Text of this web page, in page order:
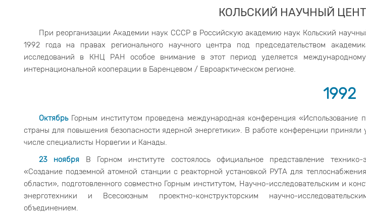
КОЛЬСКИЙ НАУЧНЫЙ
При реорганизации Академии наук СССР в Российскую академию наук Кольский
1992 года на правах регионального научного центра под председательством
исследований в КНЦ РАН особое внимание в этот период уделяется
интернациональной кооперации в Баренцевом / Евроарктическом регионе.
1992
ОктябрьГорным институтом проведена международная конференция «Использование
страны для повышения безопасности ядерной энергетики». В работе конференции приняли
числе специалисты Норвегии и Канады.
23 ноября В Горном институте состоялось официальное представление технико-
«Создание подземной атомной станции с реакторной установкой РУТА для
области», подготовленного совместно Горным институтом, Научно-исследовательским и
энерготехники и Всесоюзным проектно-конструкторским научно-
объединением.